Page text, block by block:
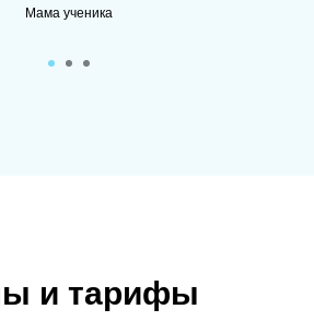
Мама ученика
и тарифы